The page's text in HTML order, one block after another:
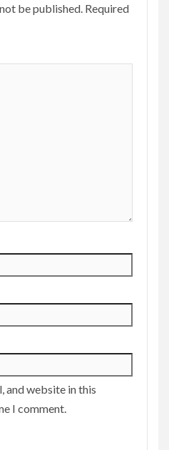
be published. Required
and website in this
I comment.